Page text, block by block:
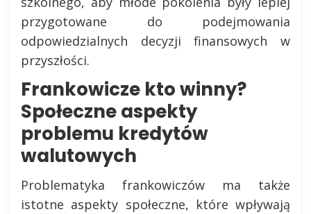
przygotowane do podejmowania
odpowiedzialnych decyzji finansowych w
przyszłości.
Frankowicze kto winny?
Społeczne aspekty
problemu kredytów
walutowych
Problematyka frankowiczów ma także
istotne aspekty społeczne, które wpływają